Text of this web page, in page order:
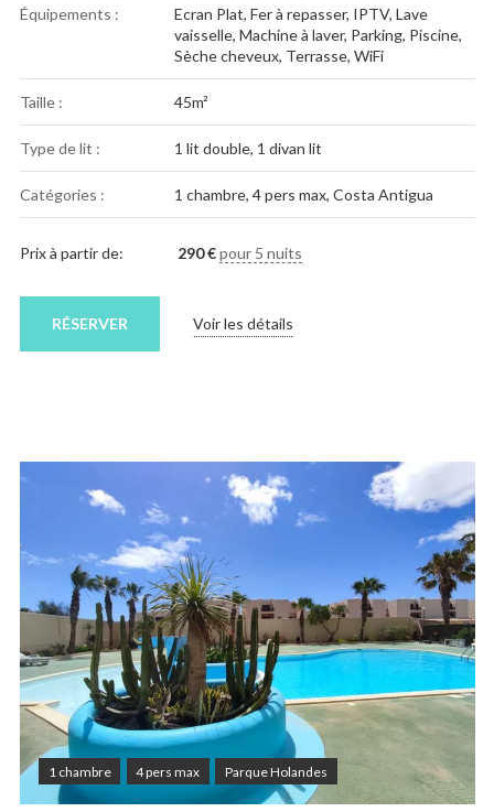
Équipements : Ecran Plat, Fer à repasser, IPTV, Lave
vaisselle, Machine à laver, Parking, Piscine,
Sèche cheveux, Terrasse, WiFi
Taille : 45m²
Type de lit : 1 lit double, 1 divan lit
Catégories : 1 chambre, 4 pers max, Costa Antigua
Prix à partir de: 290€ pour 5 nuits
Voir les détails
RÉSERVER
1 chambre 4 pers max Parque Holandes